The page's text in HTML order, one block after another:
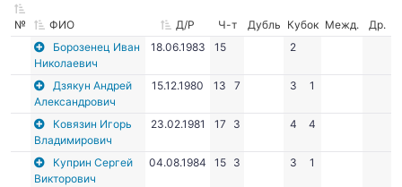
№ ФИО Д/Р Ч-т Дубль Кубок Межд.
Др.
Борозенец Иван
Николаевич
18.06.1983 15 2
Дзякун Андрей
Александрович
15.12.1980 13 7 3 1
Ковязин Игорь
Владимирович
23.02.1981 17 3 4 4
Куприн Сергей
Викторович
04.08.1984 15 3 3 1